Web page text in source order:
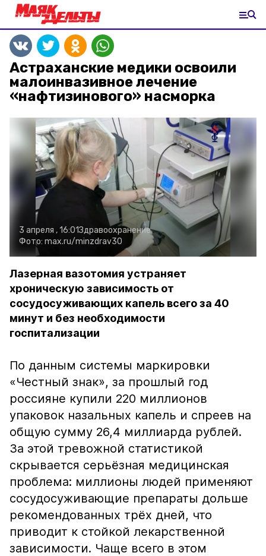
Астраханские медики освоили
малоинвазивное лечение
«нафтизинового» насморка
3 апреля , 16:01Здравоохранение
Фото: max.ru/minzdrav30
Лазерная вазотомия устраняет
хроническую зависимость от
сосудосуживающих капель всего за 40
минут и без необходимости
госпитализации
По данным системы маркировки
«Честный знак», за прошлый год
россияне купили 220 миллионов
упаковок назальных капель и спреев на
общую сумму 26,4 миллиарда рублей.
За этой тревожной статистикой
скрывается серьёзная медицинская
проблема: миллионы людей применяют
сосудосуживающие препараты дольше
рекомендованных трёх дней, что
приводит к стойкой лекарственной
зависимости. Чаще всего в этом